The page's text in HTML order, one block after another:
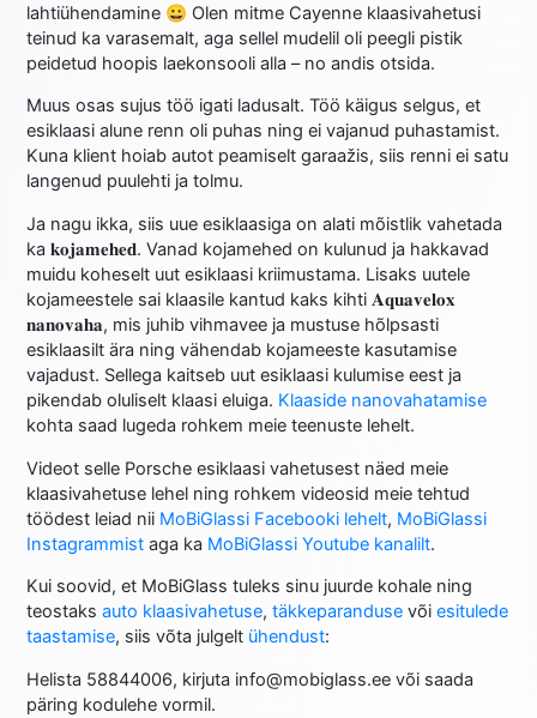
lahtiühendamine 😀 Olen mitme Cayenne klaasivahetusi
teinud ka varasemalt, aga sellel mudelil oli peegli pistik
peidetud hoopis laekonsooli alla – no andis otsida.
Muus osas sujus töö igati ladusalt. Töö käigus selgus, et
esiklaasi alune renn oli puhas ning ei vajanud puhastamist.
Kuna klient hoiab autot peamiselt garaažis, siis renni ei satu
langenud puulehti ja tolmu.
Ja nagu ikka, siis uue esiklaasiga on alati mõistlik vahetada
ka 𝐤𝐨𝐣𝐚𝐦𝐞𝐡𝐞𝐝. Vanad kojamehed on kulunud ja hakkavad
muidu koheselt uut esiklaasi kriimustama. Lisaks uutele
kojameestele sai klaasile kantud kaks kihti 𝐀𝐪𝐮𝐚𝐯𝐞𝐥𝐨𝐱
𝐧𝐚𝐧𝐨𝐯𝐚𝐡𝐚, mis juhib vihmavee ja mustuse hõlpsasti
esiklaasilt ära ning vähendab kojameeste kasutamise
vajadust. Sellega kaitseb uut esiklaasi kulumise eest ja
pikendab oluliselt klaasi eluiga. Klaaside nanovahatamise
kohta saad lugeda rohkem meie teenuste lehelt.
Videot selle Porsche esiklaasi vahetusest näed meie
klaasivahetuse lehel ning rohkem videosid meie tehtud
töödest leiad nii MoBiGlassi Facebooki lehelt, MoBiGlassi
Instagrammist aga ka MoBiGlassi Youtube kanalilt.
Kui soovid, et MoBiGlass tuleks sinu juurde kohale ning
teostaksauto klaasivahetuse,täkkeparanduse võiesitulede
taastamise, siis võta julgelt ühendust:
Helista 58844006, kirjuta info@mobiglass.ee või saada
päring kodulehe vormil.